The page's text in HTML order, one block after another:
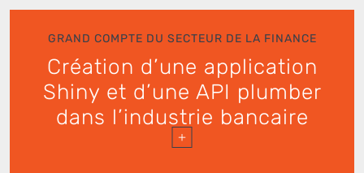
GRAND COMPTE DU SECTEUR DE LA FINANCE
Création d’une application
Shiny et d’une API plumber
dans l’industrie bancaire
+